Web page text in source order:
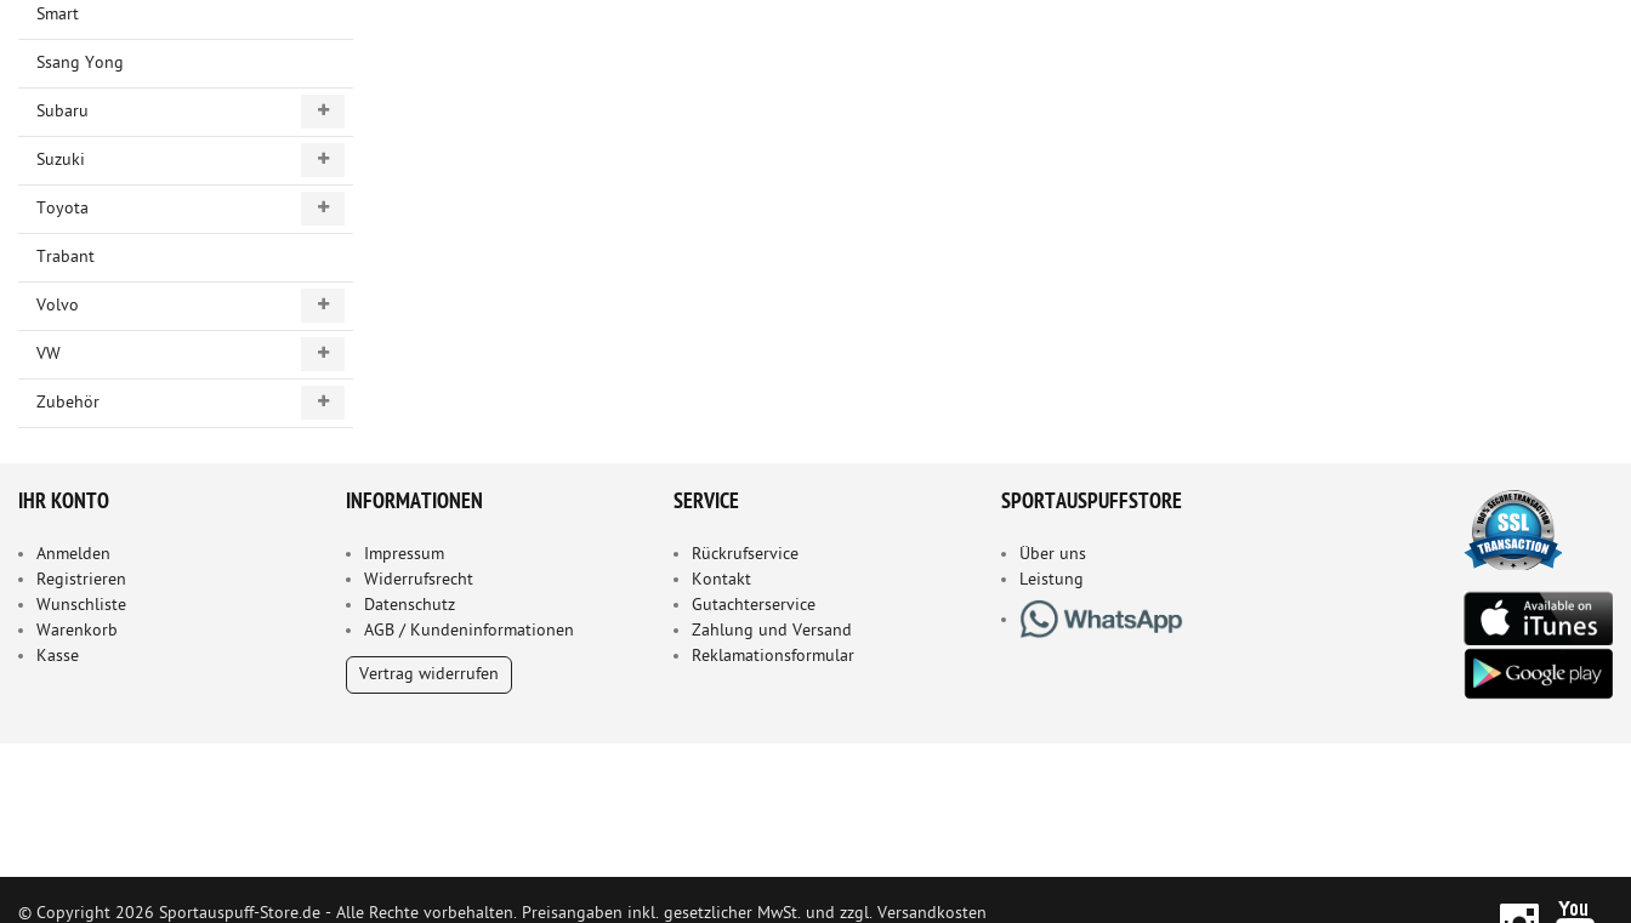
Smart
Ssang Yong
Subaru
Suzuki
Toyota
Trabant
Volvo
VW
Zubehör
IHR KONTO
Anmelden
Registrieren
Wunschliste
Warenkorb
Kasse
INFORMATIONEN
Impressum
Widerrufsrecht
Datenschutz
AGB / Kundeninformationen
Vertrag widerrufen
SERVICE
Rückrufservice
Kontakt
Gutachterservice
Zahlung und Versand
Reklamationsformular
SPORTAUSPUFFSTORE
Über uns
Leistung
© Copyright 2026 Sportauspuff-Store.de - Alle Rechte vorbehalten. Preisangaben inkl. gesetzlicher MwSt. und zzgl. Versandkosten